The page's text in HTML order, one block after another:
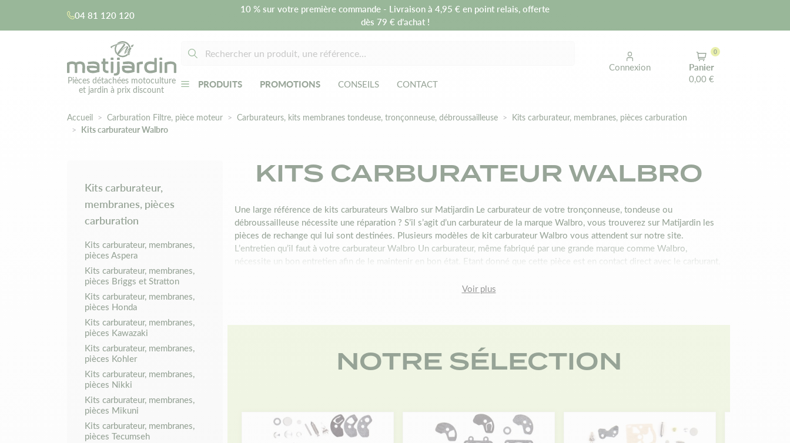
04 81 120 120
10 % sur votre première commande - Livraison à 4,95 € en point relais, offerte
dès 79 € d’achat !
Pièces détachées motoculture
et jardin à prix discount
PRODUITS PROMOTIONS CONSEILS CONTACT
Connexion
Panier
0,00 €
0
Accueil Carburation Filtre, pièce moteur Carburateurs, kits membranes tondeuse, tronçonneuse, débroussailleuse
Kits carburateur, membranes, pièces carburation
Kits carburateur Walbro
Kits carburateur,
membranes, pièces
carburation
Kits carburateur, membranes,
pièces Aspera
Kits carburateur, membranes,
pièces Briggs et Stratton
Kits carburateur, membranes,
pièces Honda
Kits carburateur, membranes,
pièces Kawazaki
Kits carburateur, membranes,
pièces Kohler
Kits carburateur, membranes,
pièces Nikki
Kits carburateur, membranes,
pièces Mikuni
Kits carburateur, membranes,
pièces Tecumseh
KITS CARBURATEUR WALBRO
Une large référence de kits carburateurs Walbro sur Matijardin Le carburateur de votre tronçonneuse, tondeuse ou
débroussailleuse nécessite une réparation ? S’il s’agit d’un carburateur de la marque Walbro, vous trouverez sur Matijardin les
pièces de rechange qui lui sont destinées. Plusieurs modèles de kit carburateur Walbro vous attendent sur notre site.
L’entretien qu’il faut à votre carburateur Walbro Un carburateur, même fabriqué par une grande marque comme Walbro,
nécessite un bon entretien afin de le maintenir en bon état. Etant donné que cette pièce est en contact direct avec le carburant,
l’occurrence, vous devez d’abord enlever le capot, ensuite le joint et la membrane. Il ne vous reste plus qu’à nettoyer un par un
fripée ou cassée, d’une membrane usée ou de pointeaux obstrués. Dans ces cas, il faut les remplacer. Sur Matijardin, vous
vos appareils de jardinage En tant que spécialiste en matière de pièces détachées pour appareils de motoculture, Matijardin met
à votre disposition des produits fiables et durables. Peu importe le modèle et la marque de votre machine, vous trouverez sur
soir même.
Voir plus
NOTRE SÉLECTION